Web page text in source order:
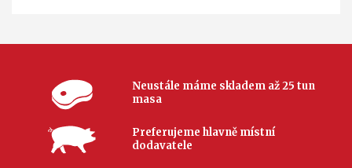
Neustále máme skladem až 25 tun
masa
Preferujeme hlavně místní
dodavatele